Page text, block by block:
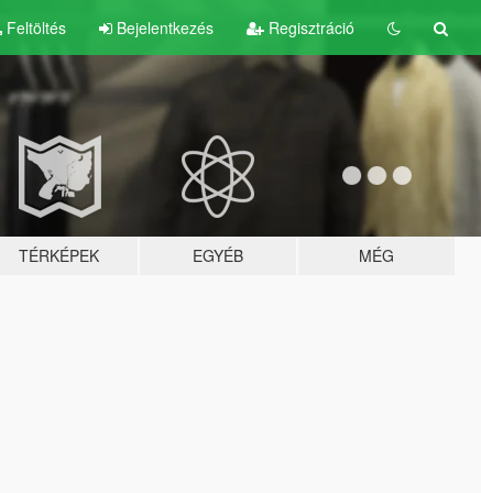
Feltöltés Bejelentkezés Regisztráció
TÉRKÉPEK EGYÉB MÉG